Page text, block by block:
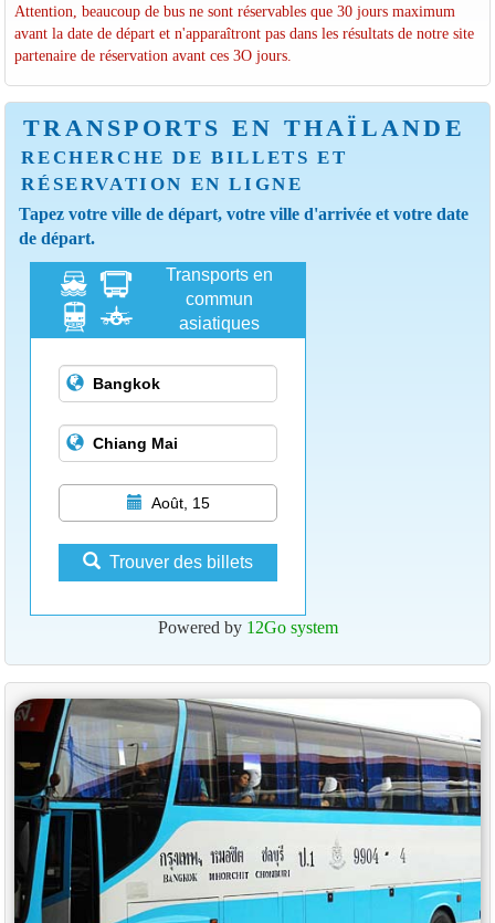
Attention, beaucoup de bus ne sont réservables que 30 jours maximum
avant la date de départ et n'apparaîtront pas dans les résultats de notre site
partenaire de réservation avant ces 3O jours.
TRANSPORTS EN THAÏLANDE
RECHERCHE DE BILLETS ET
RÉSERVATION EN LIGNE
Tapez votre ville de départ, votre ville d'arrivée et votre date
de départ.
Transports en
commun
asiatiques
Août, 15
Trouver des billets
Powered by 12Go system